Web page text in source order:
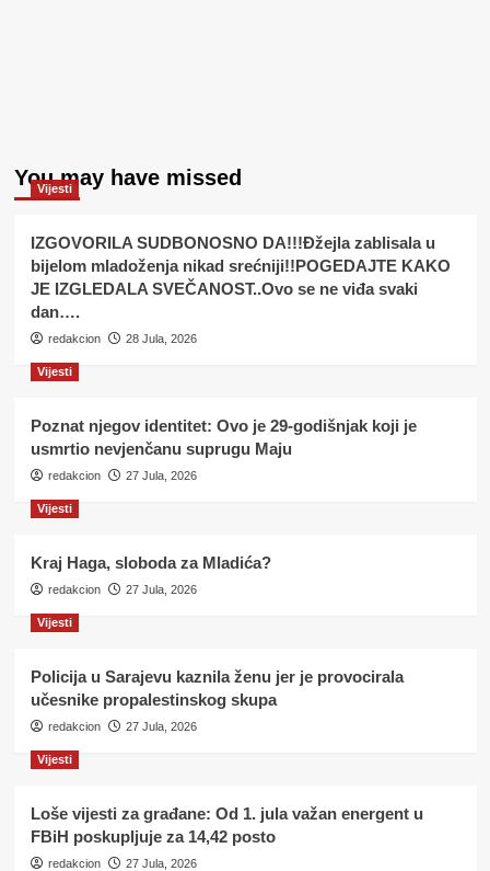
You may have missed
Vijesti
IZGOVORILA SUDBONOSNO DA!!!Đžejla zablisala u
bijelom mladoženja nikad srećniji!!POGEDAJTE KAKO
JE IZGLEDALA SVEČANOST..Ovo se ne viđa svaki
dan….
redakcion 28 Jula, 2026
Vijesti
Poznat njegov identitet: Ovo je 29-godišnjak koji je
usmrtio nevjenčanu suprugu Maju
redakcion 27 Jula, 2026
Vijesti
Kraj Haga, sloboda za Mladića?
redakcion 27 Jula, 2026
Vijesti
Policija u Sarajevu kaznila ženu jer je provocirala
učesnike propalestinskog skupa
redakcion 27 Jula, 2026
Vijesti
Loše vijesti za građane: Od 1. jula važan energent u
FBiH poskupljuje za 14,42 posto
redakcion 27 Jula, 2026